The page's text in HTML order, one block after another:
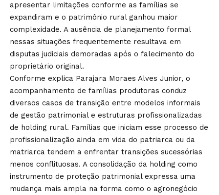
apresentar limitações conforme as famílias se
expandiram e o patrimônio rural ganhou maior
complexidade. A ausência de planejamento formal
nessas situações frequentemente resultava em
disputas judiciais demoradas após o falecimento do
proprietário original.
Conforme explica Parajara Moraes Alves Junior, o
acompanhamento de famílias produtoras conduz
diversos casos de transição entre modelos informais
de gestão patrimonial e estruturas profissionalizadas
de holding rural. Famílias que iniciam esse processo de
profissionalização ainda em vida do patriarca ou da
matriarca tendem a enfrentar transições sucessórias
menos conflituosas. A consolidação da holding como
instrumento de proteção patrimonial expressa uma
mudança mais ampla na forma como o agronegócio